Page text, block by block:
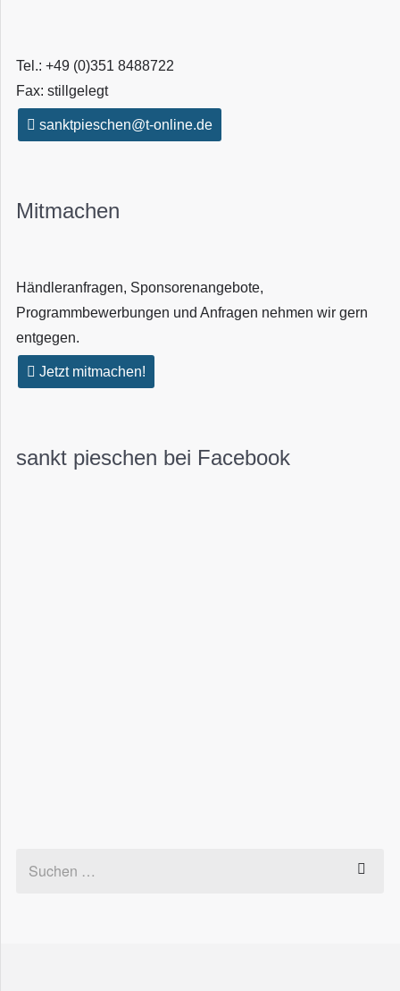
Tel.: +49 (0)351 8488722
Fax: stillgelegt
sanktpieschen@t-online.de
Mitmachen
Händleranfragen, Sponsorenangebote,
Programmbewerbungen und Anfragen nehmen wir gern
entgegen.
Jetzt mitmachen!
sankt pieschen bei Facebook